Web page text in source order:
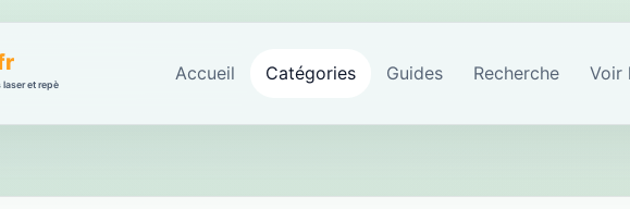
Accueil Catégories Guides Recherche Voir